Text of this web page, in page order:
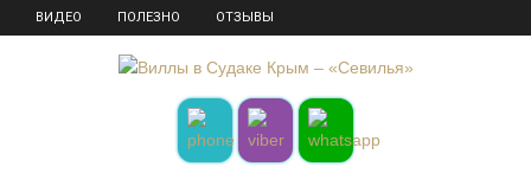
ВИДЕО ПОЛЕЗНО ОТЗЫВЫ